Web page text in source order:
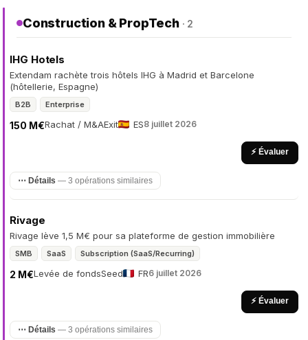
Construction & PropTech · 2
IHG Hotels
Extendam rachète trois hôtels IHG à Madrid et Barcelone
(hôtellerie, Espagne)
B2B Enterprise
Rachat / M&A
150 M€ Exit ES8 juillet 2026
⚡ Évaluer
⋯ Détails — 3 opérations similaires
Rivage
Rivage lève 1,5 M€ pour sa plateforme de gestion immobilière
SMB SaaS Subscription (SaaS/Recurring)
Levée de fonds
2 M€ Seed FR6 juillet 2026
⚡ Évaluer
⋯ Détails — 3 opérations similaires